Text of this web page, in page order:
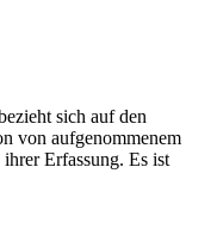
sich auf den
von aufgenommenem
Erfassung. Es ist